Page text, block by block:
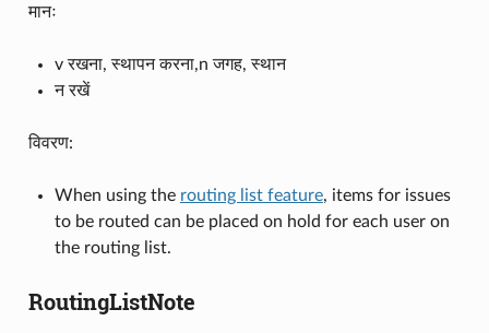
मानः
v रखना, स्थापन करना,n जगह, स्थान
न रखें
विवरण:
When using the routing list feature, items for issues
to be routed can be placed on hold for each user on
the routing list.
RoutingListNote